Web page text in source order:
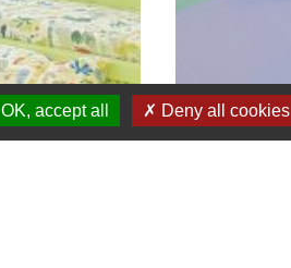
OK, accept all Deny all cookies